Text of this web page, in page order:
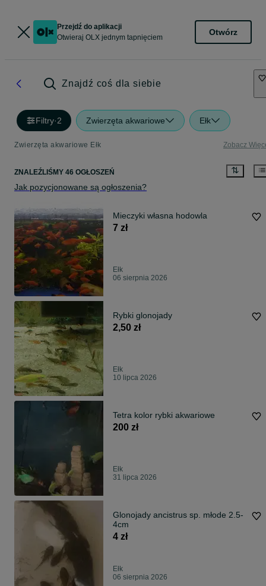
Przejdź do aplikacji
Otwieraj OLX jednym tapnięciem
Otwórz
Znajdź coś dla siebie
Filtry·2 Zwierzęta akwariowe Ełk
Zwierzęta akwariowe Ełk Zobacz
ZNALEŹLIŚMY 46 OGŁOSZEŃ
Jak pozycjonowane są ogłoszenia?
Mieczyki własna hodowla
7 zł
Ełk
06 sierpnia 2026
Rybki glonojady
2,50 zł
Ełk
10 lipca 2026
Tetra kolor rybki akwariowe
200 zł
Ełk
31 lipca 2026
Glonojady ancistrus sp. młode 2.5-
4cm
4 zł
Ełk
06 sierpnia 2026